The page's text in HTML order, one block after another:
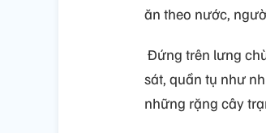
ăn theo nước,
Đứng trên lưng
sát, quần tụ như
những rặng cây